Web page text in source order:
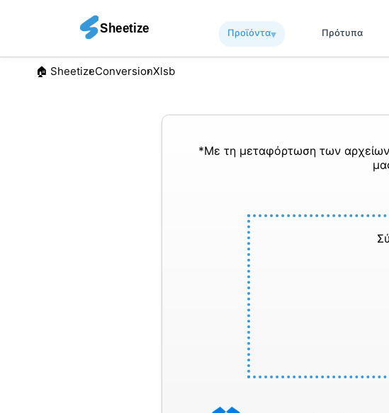
Προϊόντα▾︎ Πρότυπα
🏠︎ SheetizeConversionXlsb
*Με τη μεταφόρτωση των αρχείων